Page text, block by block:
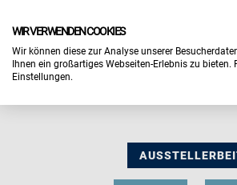
WIR VERWENDEN COOKIES
Wir können diese zur Analyse unserer
Ihnen ein großartiges Webseiten-Erlebnis zu
Einstellungen.